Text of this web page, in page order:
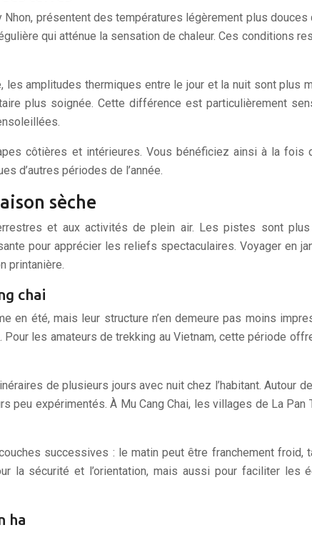
présentent des températures légèrement plus douces
qui atténue la sensation de chaleur. Ces conditions
amplitudes thermiques entre le jour et la nuit sont plus
plus soignée. Cette différence est particulièrement
côtières et intérieures. Vous bénéficiez ainsi à la fois
d’autres périodes de l’année.
sèche
et aux activités de plein air. Les pistes sont
pour apprécier les reliefs spectaculaires. Voyager en
printanière.
chai
été, mais leur structure n’en demeure pas moins
les amateurs de trekking au Vietnam, cette période
de plusieurs jours avec nuit chez l’habitant. Autour
expérimentés. À Mu Cang Chai, les villages de La Pan
successives : le matin peut être franchement froid,
la sécurité et l’orientation, mais aussi pour faciliter les
ha